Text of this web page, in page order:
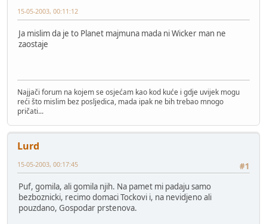
15-05-2003, 00:11:12
Ja mislim da je to Planet majmuna mada ni Wicker man ne
zaostaje
Najjači forum na kojem se osjećam kao kod kuće i gdje uvijek mogu
reći što mislim bez posljedica, mada ipak ne bih trebao mnogo
pričati...
Lurd
#1
15-05-2003, 00:17:45
Puf, gomila, ali gomila njih. Na pamet mi padaju samo
bezboznicki, recimo domaci Tockovi i, na nevidjeno ali
pouzdano, Gospodar prstenova.